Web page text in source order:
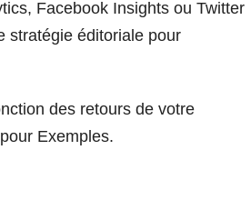
Facebook Insights ou Twitter
stratégie éditoriale pour
des retours de votre
Exemples.